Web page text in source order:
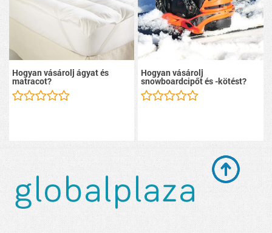
Hogyan vásárolj ágyat és
matracot?
Hogyan vásárolj
snowboardcipőt és -kötést?